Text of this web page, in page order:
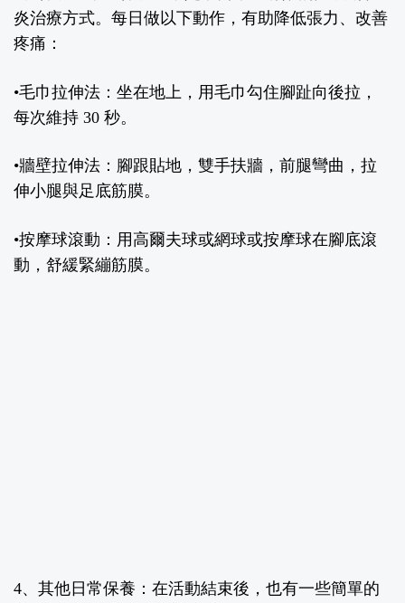
炎治療方式。每日做以下動作，有助降低張力、改善
疼痛：
•毛巾拉伸法：坐在地上，用毛巾勾住腳趾向後拉，
每次維持 30 秒。
•牆壁拉伸法：腳跟貼地，雙手扶牆，前腿彎曲，拉
伸小腿與足底筋膜。
•按摩球滾動：用高爾夫球或網球或按摩球在腳底滾
動，舒緩緊繃筋膜。
4、其他日常保養： 在活動結束後，也有一些簡單的